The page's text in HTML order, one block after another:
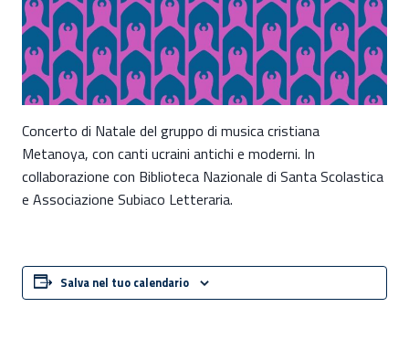
Concerto di Natale del gruppo di musica cristiana
Metanoya, con canti ucraini antichi e moderni. In
collaborazione con Biblioteca Nazionale di Santa Scolastica
e Associazione Subiaco Letteraria.
Salva nel tuo calendario